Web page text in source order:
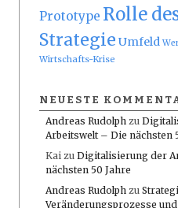
Prototype Rolle
Strategie Umfeld
Wirtschafts-Krise
NEUESTE
Andreas Rudolph zu
Arbeitswelt – Die nächsten
Kai zu Digitalisierung der
nächsten 50 Jahre
Andreas Rudolph zu
Veränderungsprozesse